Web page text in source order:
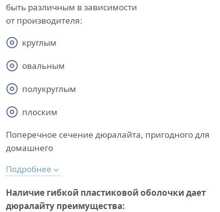
быть различным в зависимости
от производителя:
круглым
овальным
полукруглым
плоским
Поперечное сечение дюралайта, пригодного для
домашнего
Подробнее
Наличие гибкой пластиковой оболочки дает
дюралайту преимущества: